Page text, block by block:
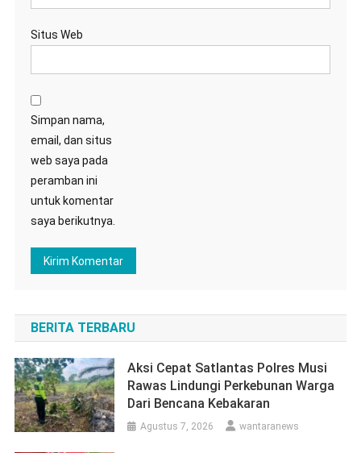
Situs Web
Simpan nama,
email, dan situs
web saya pada
peramban ini
untuk komentar
saya berikutnya.
BERITA TERBARU
Aksi Cepat Satlantas Polres Musi
Rawas Lindungi Perkebunan Warga
Dari Bencana Kebakaran
Agustus 7, 2026 wantaranews